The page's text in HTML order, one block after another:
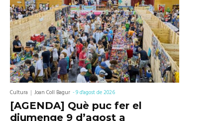
Cultura Joan Coll Bagur -9 d'agost de 2026
[AGENDA] Què puc fer el
diumenge 9 d’agost a